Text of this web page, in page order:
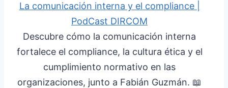
La comunicación interna y el compliance |
PodCast DIRCOM
Descubre cómo la comunicación interna
fortalece el compliance, la cultura ética y el
cumplimiento normativo en las
organizaciones, junto a Fabián Guzmán. 📖